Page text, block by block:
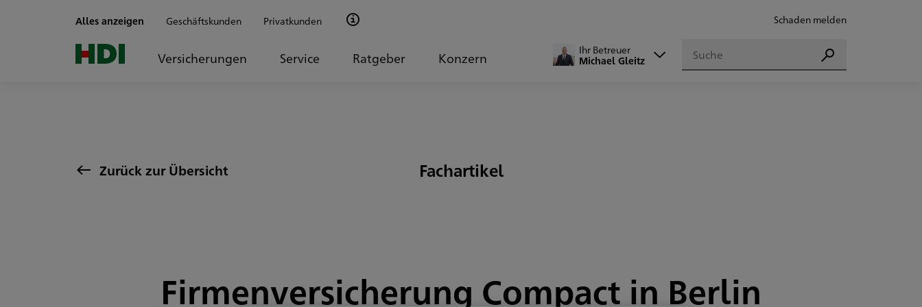
Alles anzeigen Geschäftskunden Privatkunden Schaden melden
Versicherungen Service Ratgeber Konzern
Ihr Betreuer
Michael Gleitz
Suchen
Suchen
Zurück zur Übersicht Fachartikel
Firmenversicherung Compact in Berlin